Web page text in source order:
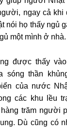
ngay cả khi
nói họ thấy ngủ
một mình ở nhà.
được thấy
sóng thần
của nước
các khu lều
trăm người
Dù cũng có